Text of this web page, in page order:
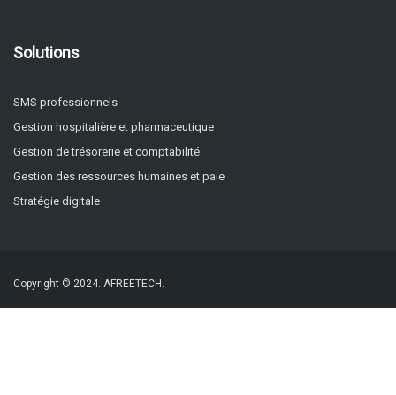
Solutions
SMS professionnels
Gestion hospitalière et pharmaceutique
Gestion de trésorerie et comptabilité
Gestion des ressources humaines et paie
Stratégie digitale
Copyright © 2024. AFREETECH.